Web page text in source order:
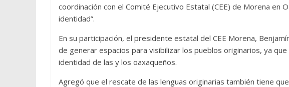
coordinación con el Comité Ejecutivo Estatal (CEE) de Morena en
identidad”.
En su participación, el presidente estatal del CEE Morena,
de generar espacios para visibilizar los pueblos originarios, ya
identidad de las y los oaxaqueños.
Agregó que el rescate de las lenguas originarias también tiene